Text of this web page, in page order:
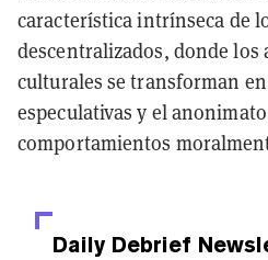
característica intrínseca de
descentralizados, donde los
culturales se transforman
especulativas y el
comportamientos
Daily Debrief